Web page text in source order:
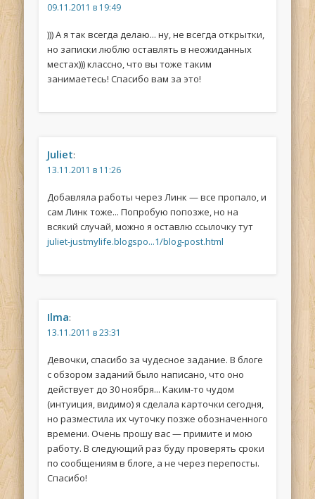
09.11.2011 в 19:49
))) А я так всегда делаю... ну, не всегда открытки,
но записки люблю оставлять в неожиданных
местах))) классно, что вы тоже таким
занимаетесь! Спасибо вам за это!
Juliet:
13.11.2011 в 11:26
Добавляла работы через Линк — все пропало, и
сам Линк тоже... Попробую попозже, но на
всякий случай, можно я оставлю ссылочку тут
juliet-justmylife.blogspo...1/blog-post.html
Ilma:
13.11.2011 в 23:31
Девочки, спасибо за чудесное задание. В блоге
с обзором заданий было написано, что оно
действует до 30 ноября... Каким-то чудом
(интуиция, видимо) я сделала карточки сегодня,
но разместила их чуточку позже обозначенного
времени. Очень прошу вас — примите и мою
работу. В следующий раз буду проверять сроки
по сообщениям в блоге, а не через перепосты.
Спасибо!